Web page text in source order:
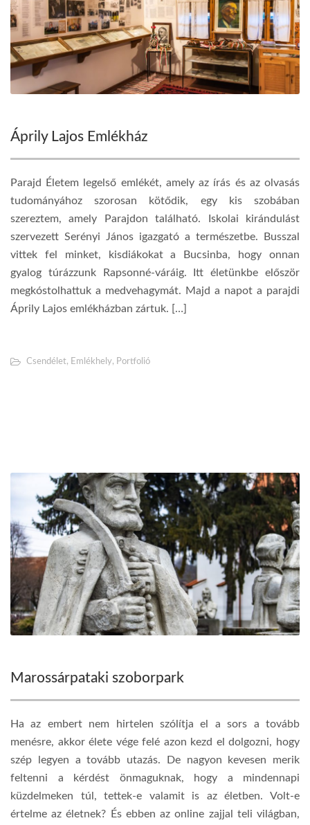
Áprily Lajos Emlékház
Parajd Életem legelső emlékét, amely az írás és az olvasás
tudományához szorosan kötődik, egy kis szobában
szereztem, amely Parajdon található. Iskolai kirándulást
szervezett Serényi János igazgató a természetbe. Busszal
vittek fel minket, kisdiákokat a Bucsinba, hogy onnan
gyalog túrázzunk Rapsonné-váráig. Itt életünkbe először
megkóstolhattuk a medvehagymát. Majd a napot a parajdi
Áprily Lajos emlékházban zártuk. […]
Csendélet, Emlékhely, Portfolió
Marossárpataki szoborpark
Ha az embert nem hirtelen szólítja el a sors a tovább
menésre, akkor élete vége felé azon kezd el dolgozni, hogy
szép legyen a tovább utazás. De nagyon kevesen merik
feltenni a kérdést önmaguknak, hogy a mindennapi
küzdelmeken túl, tettek-e valamit is az életben. Volt-e
értelme az életnek? És ebben az online zajjal teli világban,